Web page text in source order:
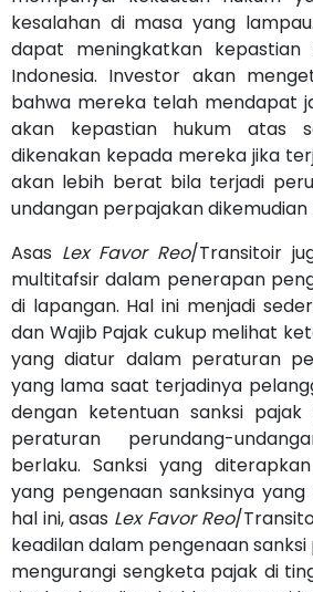
kesalahan di masa yang
dapat meningkatkan kepastian
Indonesia. Investor akan
bahwa mereka telah mendapat
akan kepastian hukum atas
dikenakan kepada mereka jika
akan lebih berat bila terjadi
undangan perpajakan dikemudian
Asas Lex Favor Reo/Transitoir
multitafsir dalam penerapan
di lapangan. Hal ini menjadi
dan Wajib Pajak cukup melihat
yang diatur dalam peraturan
yang lama saat terjadinya
dengan ketentuan sanksi
peraturan perundang-
berlaku. Sanksi yang
yang pengenaan sanksinya
hal ini, asas Lex Favor Reo/
keadilan dalam pengenaan
mengurangi sengketa pajak di